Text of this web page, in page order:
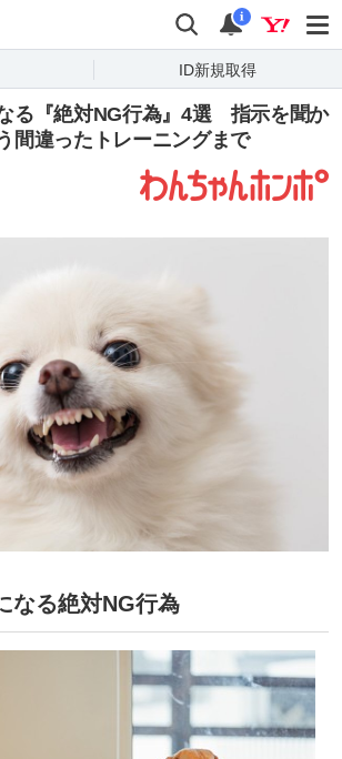
検索 通知
i
ID新規取得
る『絶対NG行為』4選 指示を聞か
間違ったトレーニングまで
なる絶対NG行為